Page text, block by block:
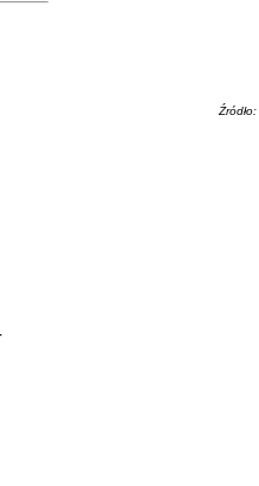
Źródło: